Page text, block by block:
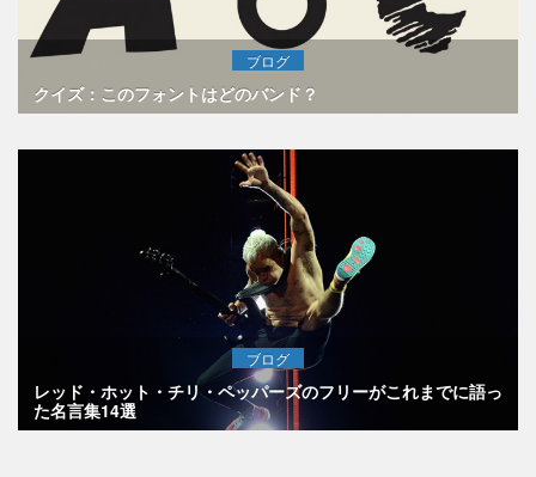
ブログ
クイズ：このフォントはどのバンド？
ブログ
レッド・ホット・チリ・ペッパーズのフリーがこれまでに語っ
た名言集14選